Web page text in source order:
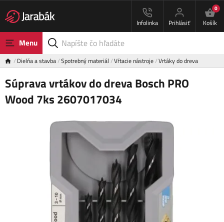
Infolinka Prihlásiť
0
Košík
Menu
Dielňa a stavba Spotrebný materiál Vŕtacie nástroje Vrtáky do dreva
Súprava vrtákov do dreva Bosch PRO
Wood 7ks 2607017034